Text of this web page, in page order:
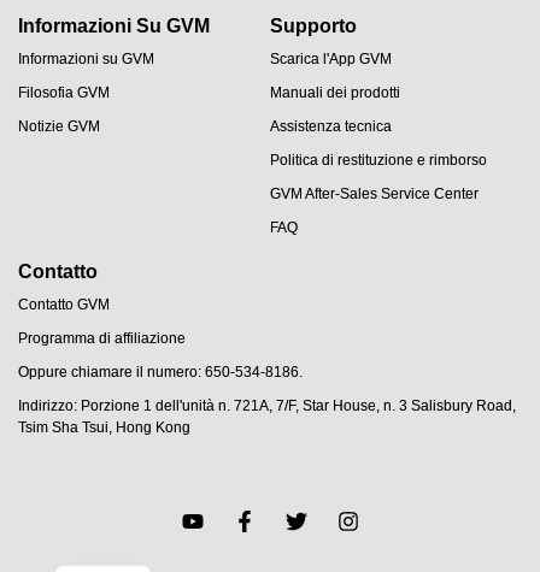
Informazioni Su GVM
Informazioni su GVM
Filosofia GVM
Notizie GVM
Supporto
Scarica l'App GVM
Manuali dei prodotti
Assistenza tecnica
Politica di restituzione e rimborso
GVM After-Sales Service Center
FAQ
Contatto
Contatto GVM
Programma di affiliazione
Oppure chiamare il numero: 650-534-8186.
Indirizzo: Porzione 1 dell'unità n. 721A, 7/F, Star House, n. 3 Salisbury Road,
Tsim Sha Tsui, Hong Kong
ES
JA